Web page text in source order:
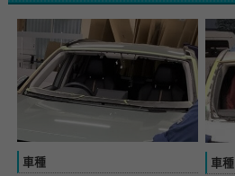
車種
車種